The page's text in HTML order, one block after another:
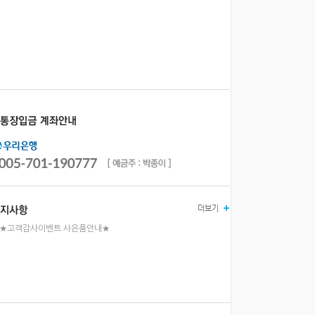
★고객감사이벤트 사은품안내★